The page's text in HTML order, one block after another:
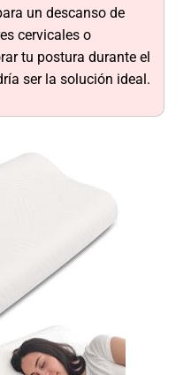
un descanso de
cervicales o
tu postura durante el
ser la solución ideal.